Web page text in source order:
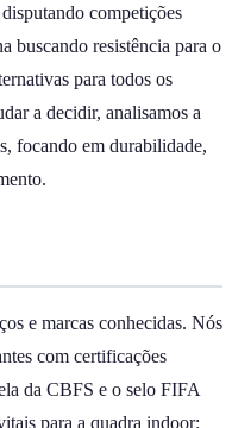
competições
buscando resistência para o
para todos os
a decidir, analisamos a
focando em durabilidade,
e marcas conhecidas. Nós
com certificações
da CBFS e o selo FIFA
para a quadra indoor: